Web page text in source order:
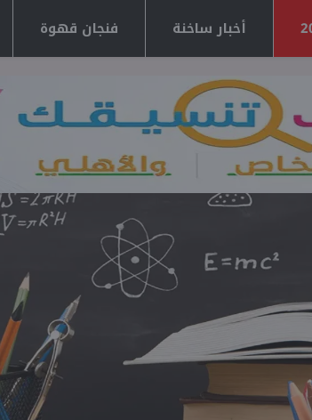
أخبار ساخنة فنجان قهوة